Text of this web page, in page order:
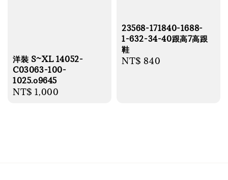
洋裝 S~XL 14052-
C03063-100-
1025.o9645
Regular
NT$ 1,000
23568-171840-1688-
1-632-34-40跟高7高跟
鞋
Regular
NT$ 840